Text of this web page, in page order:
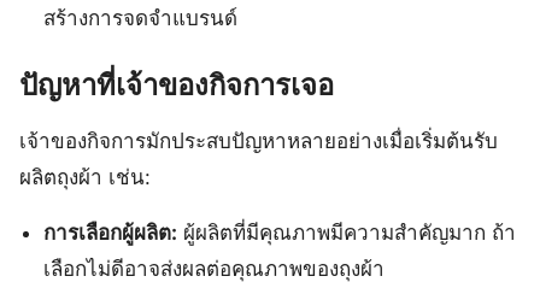
สร้างการจดจำแบรนด์
ปัญหาที่เจ้าของกิจการเจอ
เจ้าของกิจการมักประสบปัญหาหลายอย่างเมื่อเริ่มต้นรับ
ผลิตถุงผ้า เช่น:
การเลือกผู้ผลิต: ผู้ผลิตที่มีคุณภาพมีความสำคัญมาก ถ้า
เลือกไม่ดีอาจส่งผลต่อคุณภาพของถุงผ้า